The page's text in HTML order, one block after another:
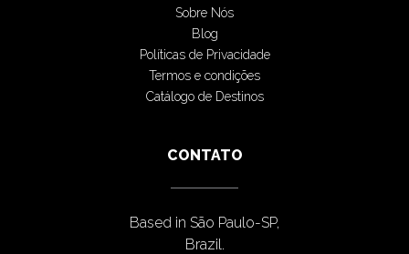
Sobre Nós
Blog
Políticas de Privacidade
Termos e condições
Catálogo de Destinos
CONTATO
Based in São Paulo-SP,
Brazil.